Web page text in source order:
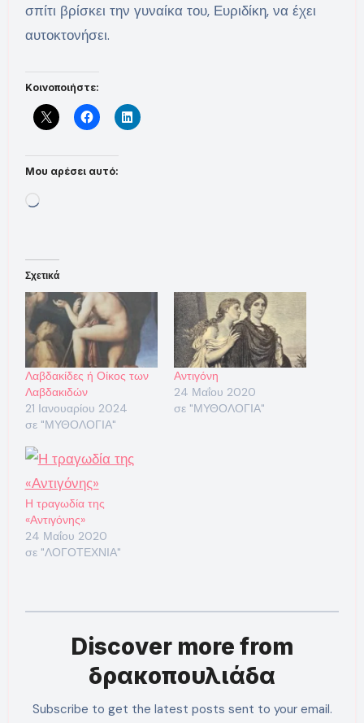
σπίτι βρίσκει την γυναίκα του, Ευριδίκη, να έχει
αυτοκτονήσει.
Κοινοποιήστε:
Μου αρέσει αυτό:
Loading…
Σχετικά
Λαβδακίδες ή Οίκος των
Λαβδακιδών
21 Ιανουαρίου 2024
σε "ΜΥΘΟΛΟΓΙΑ"
Αντιγόνη
24 Μαΐου 2020
σε "ΜΥΘΟΛΟΓΙΑ"
Η τραγωδία της
«Αντιγόνης»
24 Μαΐου 2020
σε "ΛΟΓΟΤΕΧΝΙΑ"
Discover more from
δρακοπουλιάδα
Subscribe to get the latest posts sent to your email.